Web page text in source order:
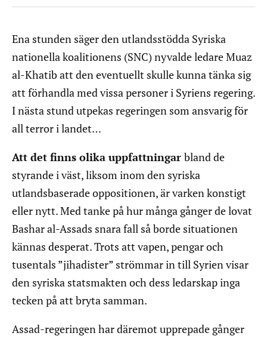
Ena stunden säger den utlandsstödda Syriska
nationella koalitionens (SNC) nyvalde ledare Muaz
al-Khatib att den eventuellt skulle kunna tänka sig
att förhandla med vissa personer i Syriens regering.
I nästa stund utpekas regeringen som ansvarig för
all terror i landet…
Att det finns olika uppfattningar bland de
styrande i väst, liksom inom den syriska
utlandsbaserade oppositionen, är varken konstigt
eller nytt. Med tanke på hur många gånger de lovat
Bashar al-Assads snara fall så borde situationen
kännas desperat. Trots att vapen, pengar och
tusentals ”jihadister” strömmar in till Syrien visar
den syriska statsmakten och dess ledarskap inga
tecken på att bryta samman.
Assad-regeringen har däremot upprepade gånger